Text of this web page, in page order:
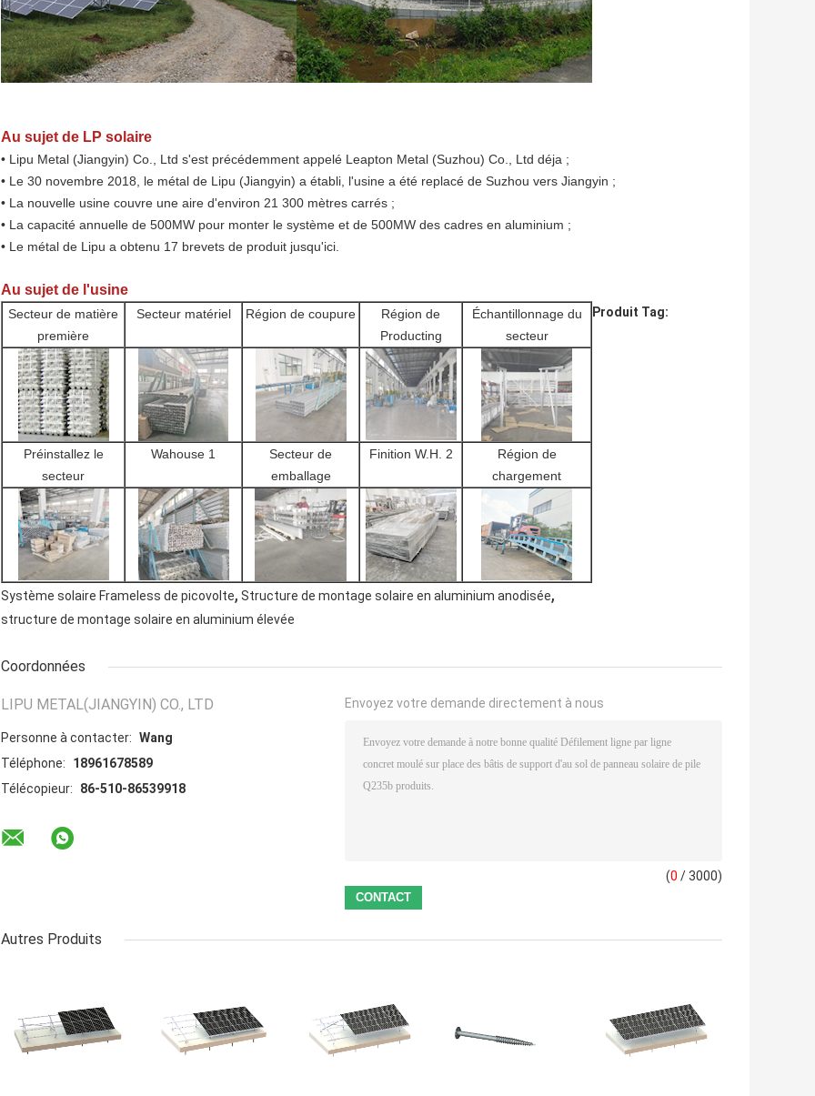
Au sujet de LP solaire
• Lipu Metal (Jiangyin) Co., Ltd s'est précédemment appelé Leapton Metal (Suzhou) Co., Ltd déja ;
• Le 30 novembre 2018, le métal de Lipu (Jiangyin) a établi, l'usine a été replacé de Suzhou vers Jiangyin ;
• La nouvelle usine couvre une aire d'environ 21 300 mètres carrés ;
• La capacité annuelle de 500MW pour monter le système et de 500MW des cadres en aluminium ;
• Le métal de Lipu a obtenu 17 brevets de produit jusqu'ici.
Au sujet de l'usine
Secteur de matière
première
Secteur matériel Région de coupure
Région de
Producting
Échantillonnage du
secteur
Préinstallez le
secteur
Wahouse 1
Secteur de
emballage
Finition W.H. 2
Région de
chargement
Produit Tag:
Système solaire Frameless de picovolte, Structure de montage solaire en aluminium anodisée,
structure de montage solaire en aluminium élevée
Coordonnées
LIPU METAL(JIANGYIN) CO., LTD
Personne à contacter: Wang
Téléphone:
18961678589
Télécopieur:
86-510-86539918
Envoyez votre demande directement à nous
(0 / 3000)
Autres Produits